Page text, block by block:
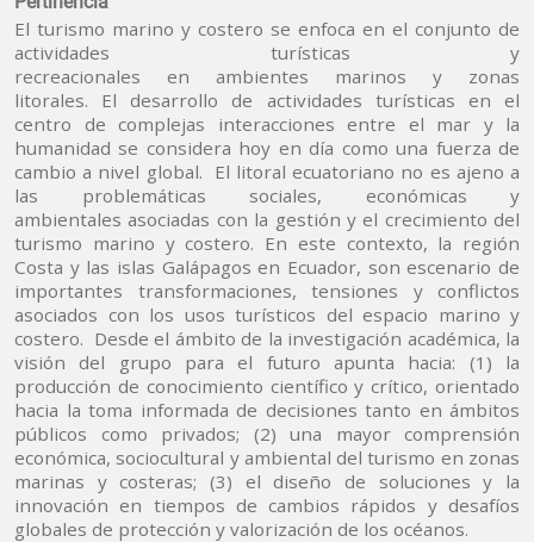
El turismo marino y costero se enfoca en el conjunto de
actividades turísticas y
recreacionales en ambientes marinos y zonas
litorales. El desarrollo de actividades turísticas en el
centro de complejas interacciones entre el mar y la
humanidad se considera hoy en día como una fuerza de
cambio a nivel global. El litoral ecuatoriano no es ajeno a
las problemáticas sociales, económicas y
ambientales asociadas con la gestión y el crecimiento del
turismo marino y costero. En este contexto, la región
Costa y las islas Galápagos en Ecuador, son escenario de
importantes transformaciones, tensiones y conflictos
asociados con los usos turísticos del espacio marino y
costero. Desde el ámbito de la investigación académica, la
visión del grupo para el futuro apunta hacia: (1) la
producción de conocimiento científico y crítico, orientado
hacia la toma informada de decisiones tanto en ámbitos
públicos como privados; (2) una mayor comprensión
económica, sociocultural y ambiental del turismo en zonas
marinas y costeras; (3) el diseño de soluciones y la
innovación en tiempos de cambios rápidos y desafíos
globales de protección y valorización de los océanos.